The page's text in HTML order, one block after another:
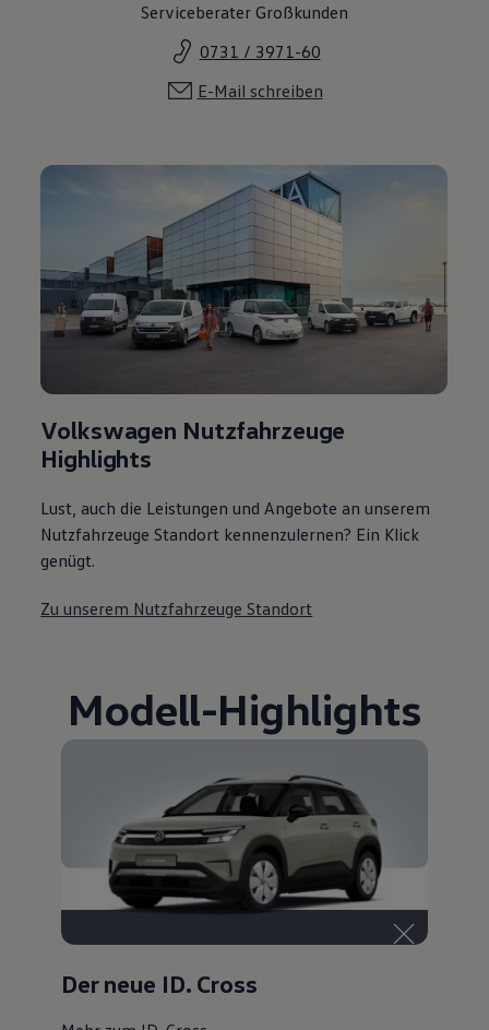
Serviceberater Großkunden
0731 / 3971-60
E-Mail schreiben
Volkswagen Nutzfahrzeuge
Highlights
Lust, auch die Leistungen und Angebote an unserem
Nutzfahrzeuge Standort kennenzulernen? Ein Klick
genügt.
Zu unserem Nutzfahrzeuge Standort
Modell-Highlights
Der neue ID. Cross